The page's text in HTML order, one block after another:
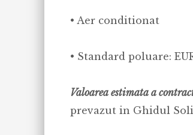
• Aer conditionat
• Standard poluare:
Valoarea estimata a
prevazut in Ghidul